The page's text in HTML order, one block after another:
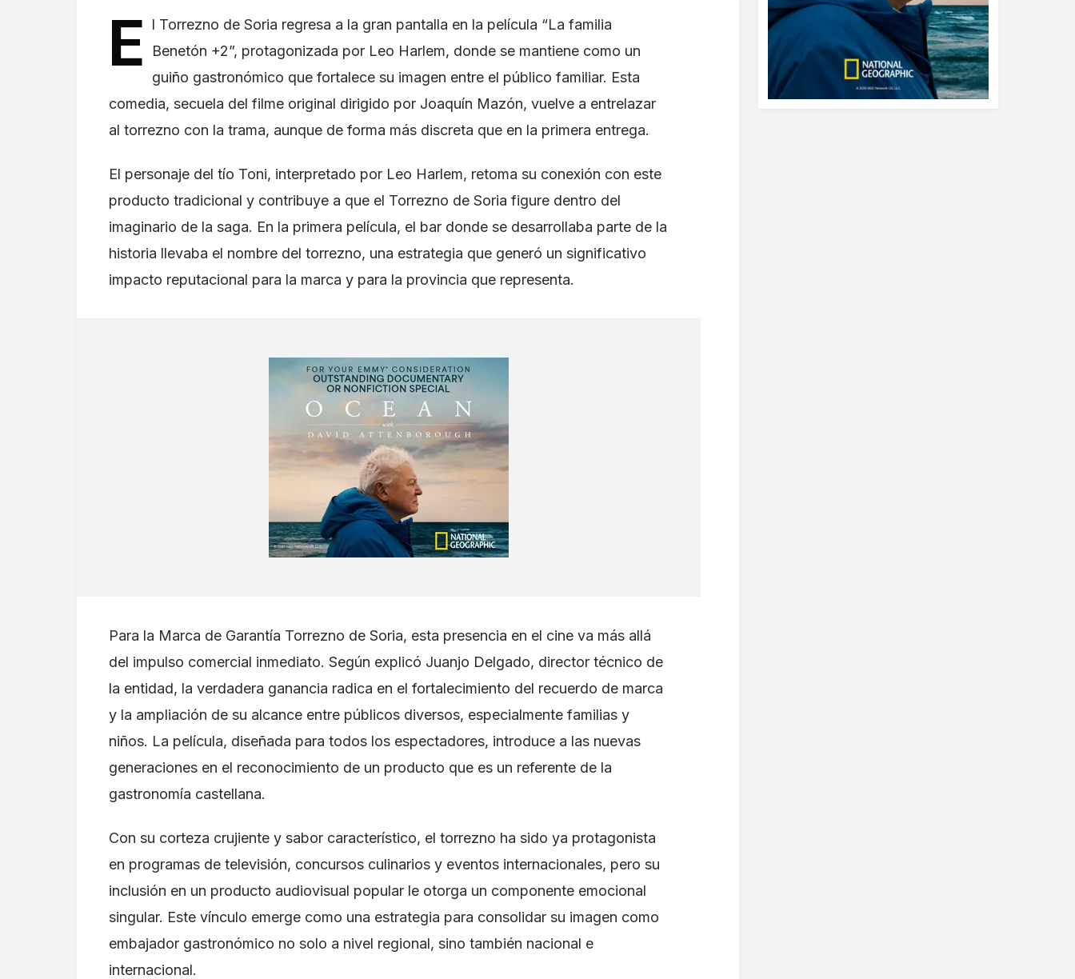
E
l Torrezno de Soria regresa a la gran pantalla en la película “La familia
Benetón +2”, protagonizada por Leo Harlem, donde se mantiene como un
guiño gastronómico que fortalece su imagen entre el público familiar. Esta
comedia, secuela del filme original dirigido por Joaquín Mazón, vuelve a entrelazar
al torrezno con la trama, aunque de forma más discreta que en la primera entrega.
El personaje del tío Toni, interpretado por Leo Harlem, retoma su conexión con este
producto tradicional y contribuye a que el Torrezno de Soria figure dentro del
imaginario de la saga. En la primera película, el bar donde se desarrollaba parte de la
historia llevaba el nombre del torrezno, una estrategia que generó un significativo
impacto reputacional para la marca y para la provincia que representa.
Para la Marca de Garantía Torrezno de Soria, esta presencia en el cine va más allá
del impulso comercial inmediato. Según explicó Juanjo Delgado, director técnico de
la entidad, la verdadera ganancia radica en el fortalecimiento del recuerdo de marca
y la ampliación de su alcance entre públicos diversos, especialmente familias y
niños. La película, diseñada para todos los espectadores, introduce a las nuevas
generaciones en el reconocimiento de un producto que es un referente de la
gastronomía castellana.
Con su corteza crujiente y sabor característico, el torrezno ha sido ya protagonista
en programas de televisión, concursos culinarios y eventos internacionales, pero su
inclusión en un producto audiovisual popular le otorga un componente emocional
singular. Este vínculo emerge como una estrategia para consolidar su imagen como
embajador gastronómico no solo a nivel regional, sino también nacional e
internacional.